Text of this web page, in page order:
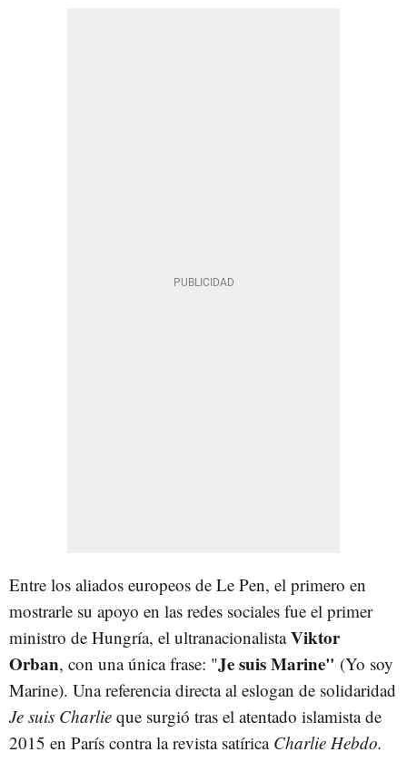
Entre los aliados europeos de Le Pen, el primero en
mostrarle su apoyo en las redes sociales fue el primer
ministro de Hungría, el ultranacionalistaViktor
Orban, con una única frase: "Je suis Marine" (Yo soy
Marine). Una referencia directa al eslogan de solidaridad
Je suis Charlie que surgió tras el atentado islamista de
2015 en París contra la revista satírica Charlie Hebdo.